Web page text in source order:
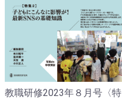
教職研修2023年８月号〈特